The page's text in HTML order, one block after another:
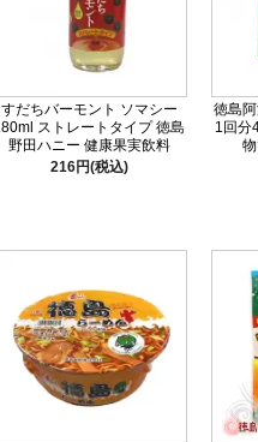
すだちバーモント ソマシー
ストレートタイプ 徳島
野田ハニー 健康果実飲料
216円(税込)
徳島
1回分